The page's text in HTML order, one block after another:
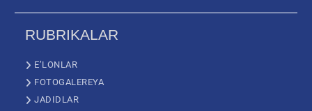
RUBRIKALAR
E’LONLAR
FOTOGALEREYA
JADIDLAR